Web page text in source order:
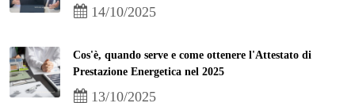
14/10/2025
Cos'è, quando serve e come ottenere l'Attestato di
Prestazione Energetica nel 2025
13/10/2025